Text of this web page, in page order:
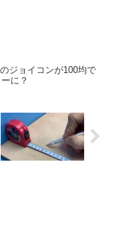
ジョイコンが100均で
に？